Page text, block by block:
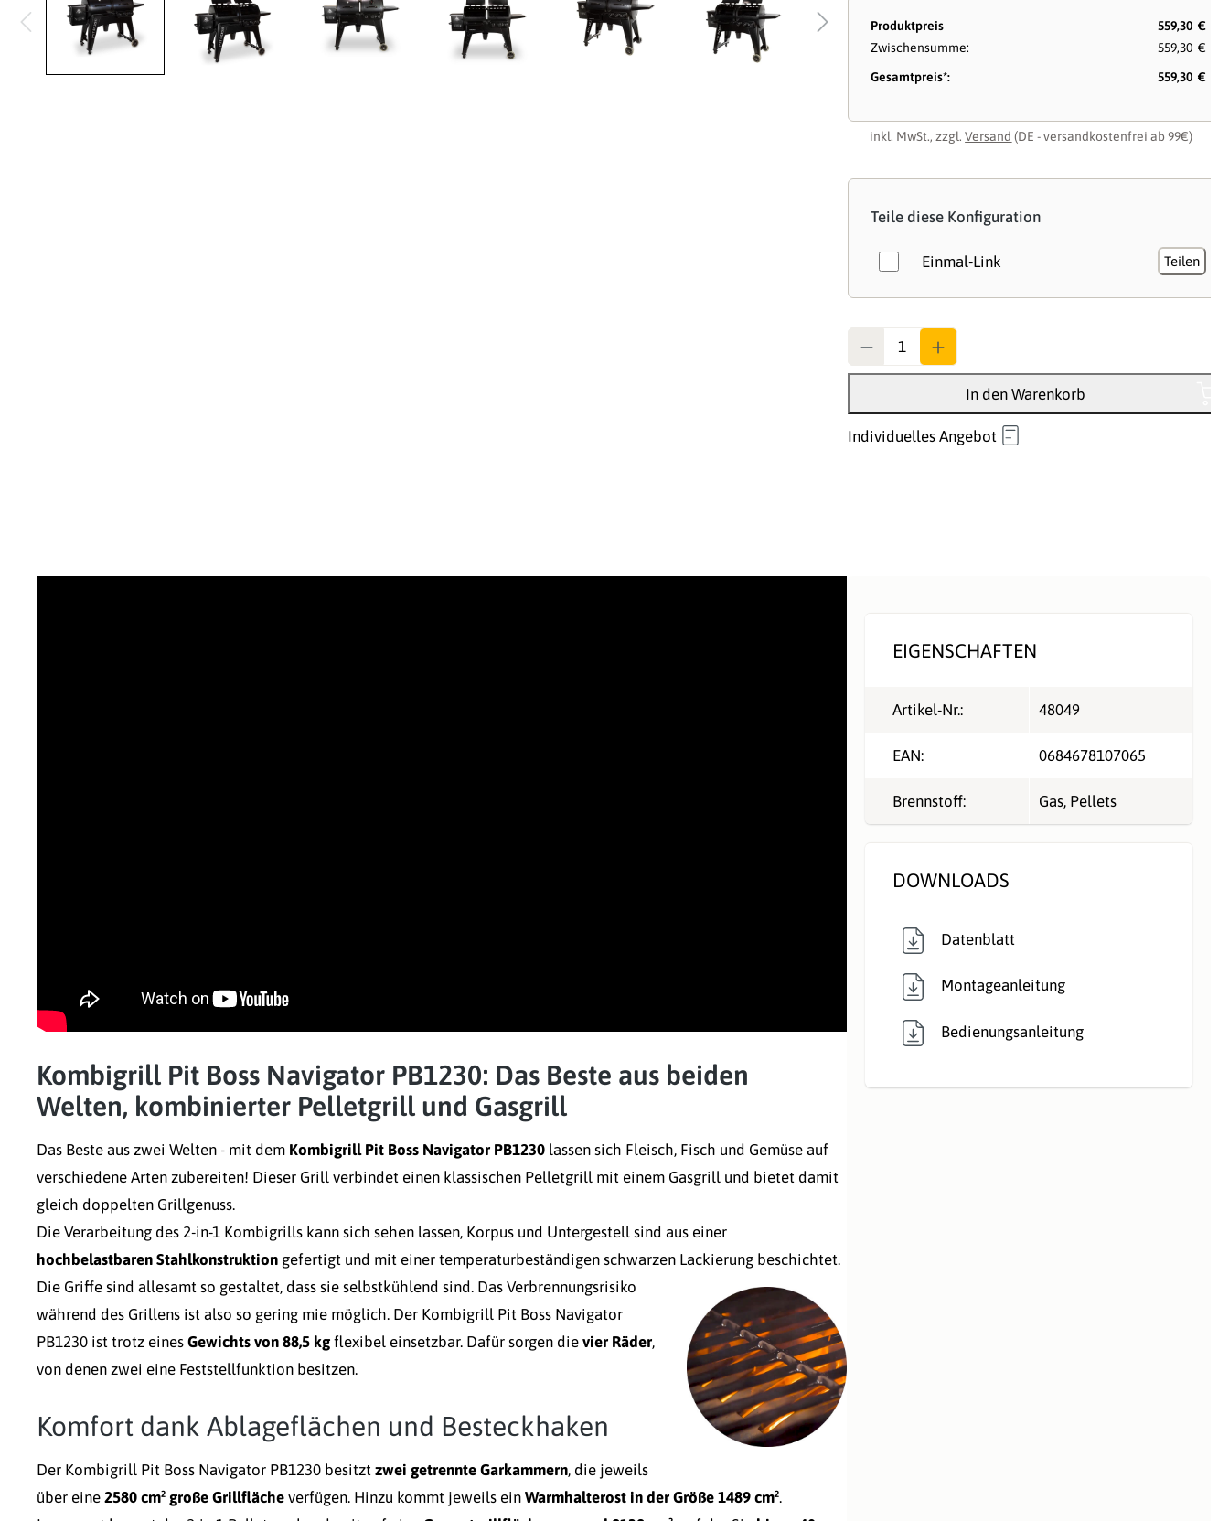
Produktpreis
559,30 €
Zwischensumme:
559,30 €
Gesamtpreis*:
559,30 €
inkl. MwSt., zzgl.Versand (DE - versandkostenfrei ab 99€)
Teile diese Konfiguration
Einmal-Link Teilen
In den Warenkorb
Individuelles Angebot
Kombigrill Pit Boss Navigator PB1230: Das Beste aus beiden
Welten, kombinierter Pelletgrill und Gasgrill
Das Beste aus zwei Welten - mit dem Kombigrill Pit Boss Navigator PB1230 lassen sich Fleisch, Fisch und Gemüse auf
verschiedene Arten zubereiten! Dieser Grill verbindet einen klassischen Pelletgrill mit einem Gasgrill und bietet damit
gleich doppelten Grillgenuss.
Die Verarbeitung des 2-in-1 Kombigrills kann sich sehen lassen, Korpus und Untergestell sind aus einer
hochbelastbaren Stahlkonstruktion gefertigt und mit einer temperaturbeständigen schwarzen Lackierung beschichtet.
Die Griffe sind allesamt so gestaltet, dass sie selbstkühlend sind. Das Verbrennungsrisiko
während des Grillens ist also so gering mie möglich. Der Kombigrill Pit Boss Navigator
PB1230 ist trotz eines Gewichts von 88,5 kg flexibel einsetzbar. Dafür sorgen die vier Räder,
von denen zwei eine Feststellfunktion besitzen.
Komfort dank Ablageflächen und Besteckhaken
Der Kombigrill Pit Boss Navigator PB1230 besitzt zwei getrennte Garkammern, die jeweils
über eine 2580 cm² große Grillfläche verfügen. Hinzu kommt jeweils ein Warmhalterost in der Größe 1489 cm².
EIGENSCHAFTEN
Artikel-Nr.: 48049
EAN: 0684678107065
Brennstoff: Gas, Pellets
DOWNLOADS
Datenblatt
Montageanleitung
Bedienungsanleitung